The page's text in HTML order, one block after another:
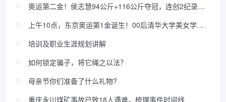
奥运第二金！侯志慧94公斤+116公斤夺冠，连创2纪录，
上午10点，东京奥运第1金诞生！00后清华大学美女学霸
培训及职业生涯规划讲解
如何锁定骗子，将它绳之以法？
母亲节你们准备了什么礼物?
重庆永川煤矿事故已致18人遇难，梳理事件时间线